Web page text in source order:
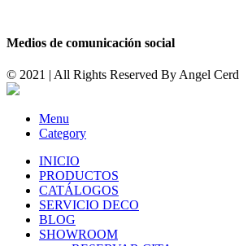
Medios de comunicación social
© 2021 | All Rights Reserved By Angel
Menu
Category
INICIO
PRODUCTOS
CATÁLOGOS
SERVICIO DECO
BLOG
SHOWROOM